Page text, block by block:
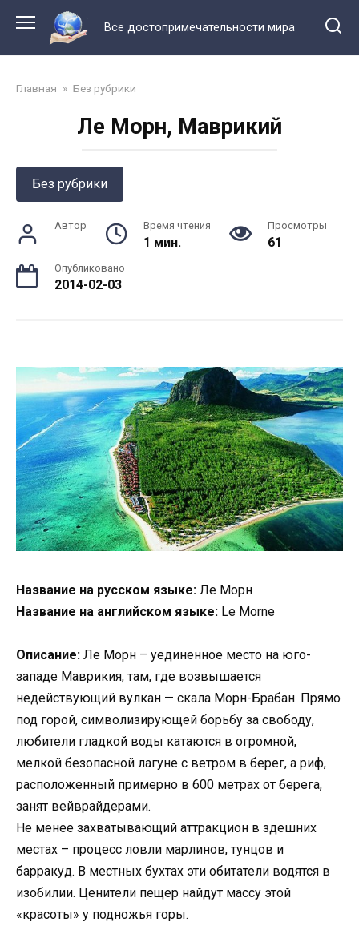
контенту
Все достопримечательности мира
Главная » Без рубрики
Ле Морн, Маврикий
Без рубрики
Автор Время чтения
1 мин.
Просмотры
61
Опубликовано
2014-02-03
Название на русском языке: Ле Морн
Название на английском языке: Le Morne
Описание: Ле Морн – уединенное место на юго-
западе Маврикия, там, где возвышается
недействующий вулкан — скала Морн-Брабан. Прямо
под горой, символизирующей борьбу за свободу,
любители гладкой воды катаются в огромной,
мелкой безопасной лагуне с ветром в берег, а риф,
расположенный примерно в 600 метрах от берега,
занят вейврайдерами.
Не менее захватывающий аттракцион в здешних
местах – процесс ловли марлинов, тунцов и
барракуд. В местных бухтах эти обитатели водятся в
изобилии. Ценители пещер найдут массу этой
«красоты» у подножья горы.